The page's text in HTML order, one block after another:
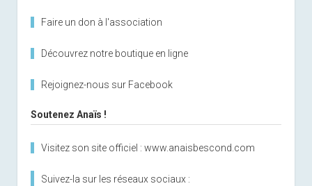
Faire un don à l'association
Découvrez notre boutique en ligne
Rejoignez-nous sur Facebook
Soutenez Anaïs !
Visitez son site officiel : www.anaisbescond.com
Suivez-la sur les réseaux sociaux :